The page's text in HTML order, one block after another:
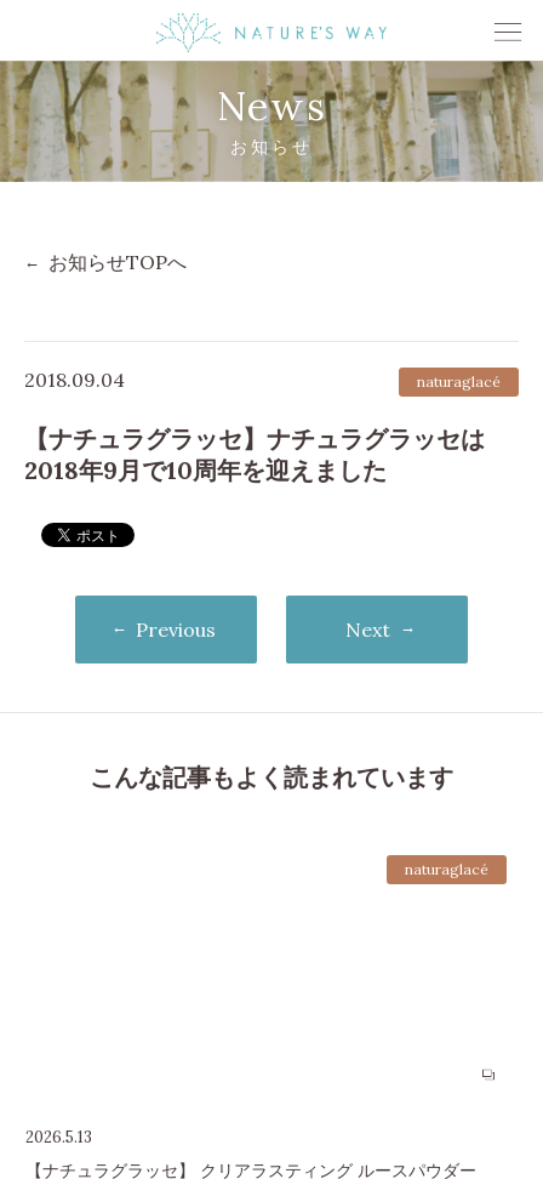
News
お知らせ
お知らせTOPへ
2018.09.04 naturaglacé
【ナチュラグラッセ】ナチュラグラッセは
2018年9月で10周年を迎えました
Previous Next
こんな記事もよく読まれています
naturaglacé
2026.5.13
【ナチュラグラッセ】 クリアラスティング ルースパウダー